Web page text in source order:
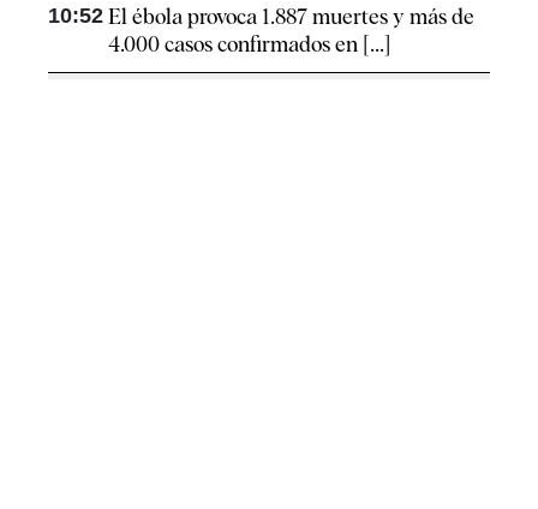
10:52 El ébola provoca 1.887 muertes y más de
4.000 casos confirmados en [...]